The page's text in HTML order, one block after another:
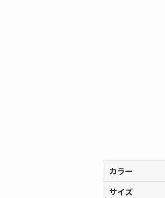
カラー
サイズ